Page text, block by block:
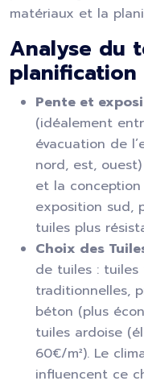
matériaux et la
Analyse du
Pente et
(idéalement
évacuation de
nord, est,
et la
exposition sud,
tuiles plus
Choix des
de tuiles :
traditionnelles,
béton (plus
tuiles ardoise
60€/m²). Le
influencent ce